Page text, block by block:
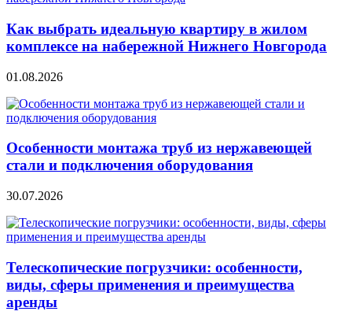
Как выбрать идеальную квартиру в жилом
комплексе на набережной Нижнего Новгорода
01.08.2026
Особенности монтажа труб из нержавеющей
стали и подключения оборудования
30.07.2026
Телескопические погрузчики: особенности,
виды, сферы применения и преимущества
аренды